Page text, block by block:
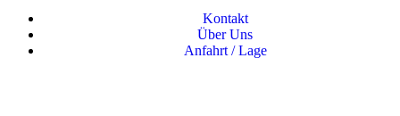
Kontakt
Über Uns
Anfahrt / Lage